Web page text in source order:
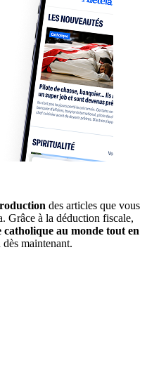
des articles que vous
Grâce à la déduction fiscale,
catholique au monde tout en
maintenant.